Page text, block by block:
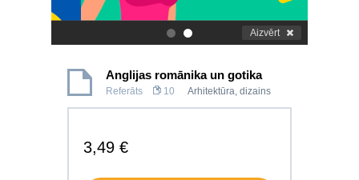
. Aizvērt
Anglijas romānika un gotika
Referāts 10 Arhitektūra, dizains
3,49 €